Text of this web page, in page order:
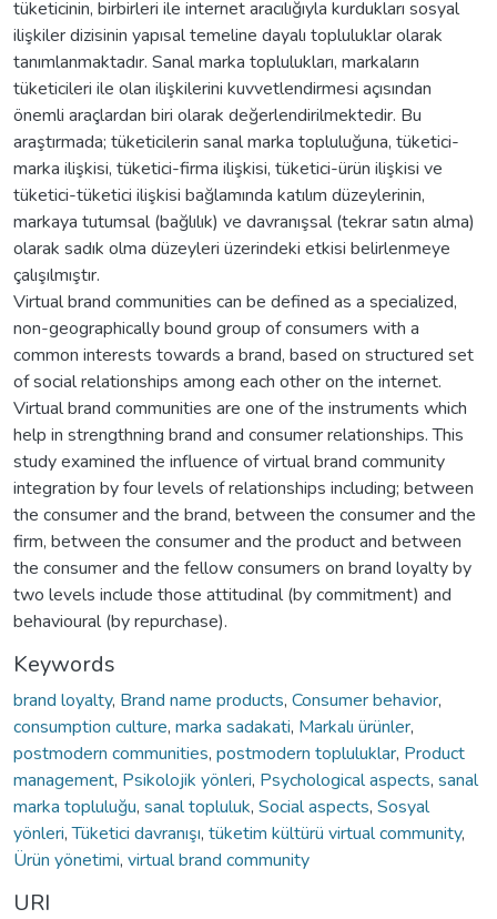
tüketicinin, birbirleri ile internet aracılığıyla kurdukları sosyal
ilişkiler dizisinin yapısal temeline dayalı topluluklar olarak
tanımlanmaktadır. Sanal marka toplulukları, markaların
tüketicileri ile olan ilişkilerini kuvvetlendirmesi açısından
önemli araçlardan biri olarak değerlendirilmektedir. Bu
araştırmada; tüketicilerin sanal marka topluluğuna, tüketici-
marka ilişkisi, tüketici-firma ilişkisi, tüketici-ürün ilişkisi ve
tüketici-tüketici ilişkisi bağlamında katılım düzeylerinin,
markaya tutumsal (bağlılık) ve davranışsal (tekrar satın alma)
olarak sadık olma düzeyleri üzerindeki etkisi belirlenmeye
çalışılmıştır.
Virtual brand communities can be defined as a specialized,
non-geographically bound group of consumers with a
common interests towards a brand, based on structured set
of social relationships among each other on the internet.
Virtual brand communities are one of the instruments which
help in strengthning brand and consumer relationships. This
study examined the influence of virtual brand community
integration by four levels of relationships including; between
the consumer and the brand, between the consumer and the
firm, between the consumer and the product and between
the consumer and the fellow consumers on brand loyalty by
two levels include those attitudinal (by commitment) and
behavioural (by repurchase).
Keywords
brand loyalty, Brand name products, Consumer behavior,
consumption culture, marka sadakati, Markalı ürünler,
postmodern communities, postmodern topluluklar, Product
management, Psikolojik yönleri, Psychological aspects, sanal
marka topluluğu, sanal topluluk, Social aspects, Sosyal
yönleri,Tüketici davranışı, tüketim kültürü virtual community,
Ürün yönetimi, virtual brand community
URI